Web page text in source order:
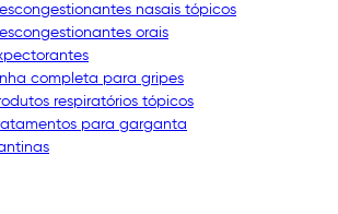
nasais tópicos
orais
completa para gripes
respiratórios tópicos
para garganta